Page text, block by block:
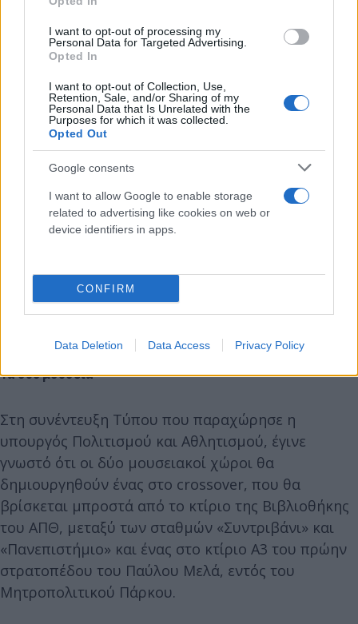
I want to opt-out of processing my
Personal Data for Targeted Advertising.
Opted In
I want to opt-out of Collection, Use,
Retention, Sale, and/or Sharing of my
Personal Data that Is Unrelated with the
Purposes for which it was collected.
Opted Out
Google consents
I want to allow Google to enable storage
related to advertising like cookies on web or
device identifiers in apps.
CONFIRM
Data Deletion Data Access Privacy Policy
δήλωσε πως «σε αυτόν δημιουργείται ο
μεγαλύτερος αρχαιολογικός χώρος στο πλαίσιο
τεχνικού έργου διεθνώς. Δεν έχουμε πουθενά
άλλον τέτοιον αντίστοιχα αρχαιολογικό χώρο»,
ενώ πρόσθεσε ότι «οι εργασίες προσωρινής
απόσπασης των αρχαιοτήτων, έδωσαν τη
δυνατότητα να αποκαλυφθούν αρχαιότητες
προηγούμενων ιστορικών περιόδων, που δεν
μπορούσαν να μελετηθούν με άλλον τρόπο σε
τέτοια έκταση. Η αποκάλυψη και μελέτη τους,
επιβεβαίωσε γραπτές πηγές για καταστροφές που
άλλων ότι η επανατοποθέτηση των αρχαιοτήτων
στο σταθμό Βενιζέλου, αναμένεται να γίνει, μέσα
Τα δύο μουσεία
Στη συνέντευξη Τύπου που παραχώρησε η
υπουργός Πολιτισμού και Αθλητισμού, έγινε
γνωστό ότι οι δύο μουσειακοί χώροι θα
δημιουργηθούν ένας στο crossover, που θα
βρίσκεται μπροστά από το κτίριο της Βιβλιοθήκης
του ΑΠΘ, μεταξύ των σταθμών «Συντριβάνι» και
«Πανεπιστήμιο» και ένας στο κτίριο Α3 του πρώην
στρατοπέδου του Παύλου Μελά, εντός του
Μητροπολιτικού Πάρκου.